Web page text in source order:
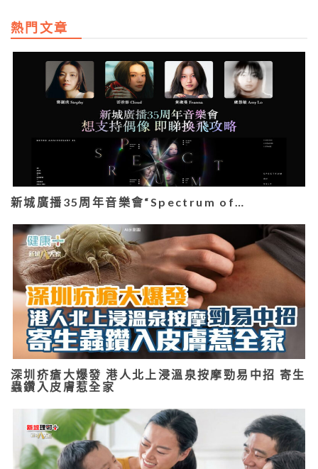
熱門文章
新城廣播35周年音樂會“Spectrum of…
深圳疥瘡大爆發 港人北上浸溫泉按摩勁易中招 寄生
蟲鑽入皮膚惹全家